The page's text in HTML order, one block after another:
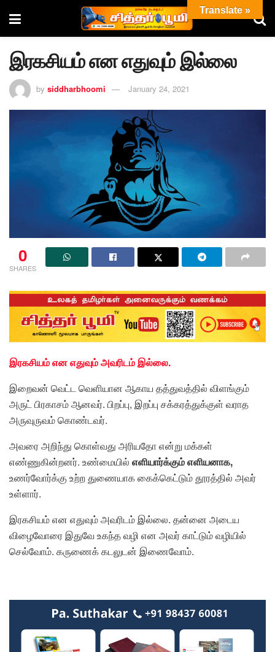
இரகசியம் என எதுவும் இல்லை
by siddharbhoomi January 24, 2021
0
SHARES
இரகசியம் என எதுவும் அவரிடம் இல்லை.
இறைவன் வெட்ட வெளியான ஆகாய தத்துவத்தில் விளங்கும்
அருட் பிரகாசம் ஆனவர். பிறப்பு, இறப்பு சக்கரத்துக்குள் வராத
அருவுருவம் காெண்டவர்.
அவரை அறிந்து காெள்வது அரியதாே என்று மக்கள்
எண்ணுகின்றனர். உண்மையில் எளியார்க்கும் எளியனாக,
உணர்வாேர்க்கு உற்ற துணையாக கைக்கெட்டும் தூரத்தில் அவர்
உள்ளார்.
இரகசியம் என எதுவும் அவரிடம் இல்லை. தன்னை அடைய
விழைவாேரை இதுவே உகந்த வழி என அவர் காட்டும் வழியில்
செல்வாேம். கருணைக் கடலுடன் இணைவாேம்.
Translate »